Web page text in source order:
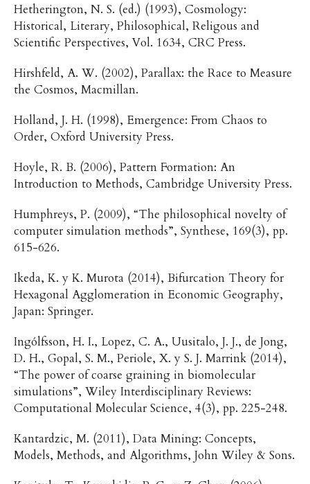
Hetherington, N. S. (ed.) (1993), Cosmology:
Historical, Literary, Philosophical, Religous and
Scientific Perspectives, Vol. 1634, CRC Press.
Hirshfeld, A. W. (2002), Parallax: the Race to Measure
the Cosmos, Macmillan.
Holland, J. H. (1998), Emergence: From Chaos to
Order, Oxford University Press.
Hoyle, R. B. (2006), Pattern Formation: An
Introduction to Methods, Cambridge University Press.
Humphreys, P. (2009), “The philosophical novelty of
computer simulation methods”, Synthese, 169(3), pp.
615-626.
Ikeda, K. y K. Murota (2014), Bifurcation Theory for
Hexagonal Agglomeration in Economic Geography,
Japan: Springer.
Ingólfsson, H. I., Lopez, C. A., Uusitalo, J. J., de Jong,
D. H., Gopal, S. M., Periole, X. y S. J. Marrink (2014),
“The power of coarse graining in biomolecular
simulations”, Wiley Interdisciplinary Reviews:
Computational Molecular Science, 4(3), pp. 225-248.
Kantardzic, M. (2011), Data Mining: Concepts,
Models, Methods, and Algorithms, John Wiley & Sons.